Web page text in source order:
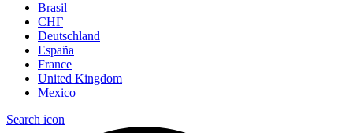
Brasil
СНГ
Deutschland
España
France
United Kingdom
Mexico
Search icon